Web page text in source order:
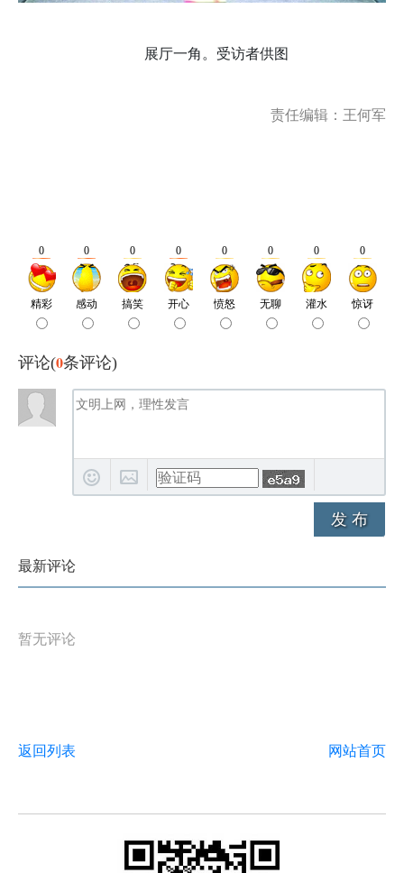
展厅一角。受访者供图
责任编辑：王何军
评论(0条评论)
发 布
最新评论
暂无评论
返回列表 网站首页